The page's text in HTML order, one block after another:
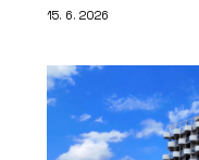
15. 6. 2026